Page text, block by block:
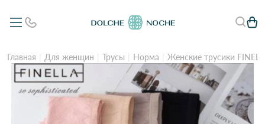
Главная Для женщин Трусы Норма Женские трусики